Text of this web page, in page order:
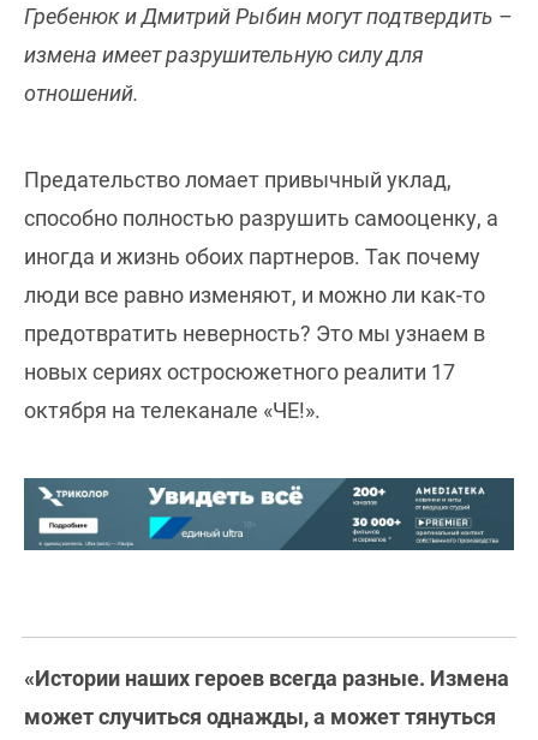
Гребенюк и Дмитрий Рыбин могут подтвердить –
измена имеет разрушительную силу для
отношений.
Предательство ломает привычный уклад,
способно полностью разрушить самооценку, а
иногда и жизнь обоих партнеров. Так почему
люди все равно изменяют, и можно ли как-то
предотвратить неверность? Это мы узнаем в
новых сериях остросюжетного реалити 17
октября на телеканале «ЧЕ!».
«Истории наших героев всегда разные. Измена
может случиться однажды, а может тянуться